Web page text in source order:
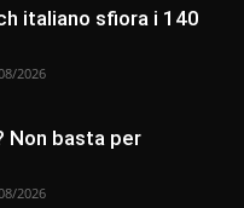
italiano sfiora i 140
2026
Non basta per
2026